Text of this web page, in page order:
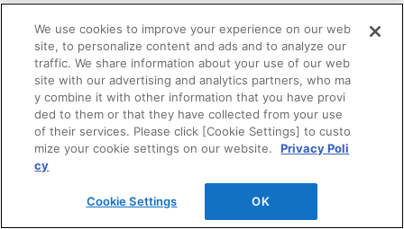
会社情報
企業情報
サステナビリティ
採用情報
We use cookies to improve your experience on our web
site, to personalize content and ads and to analyze our
traffic. We share information about your use of our web
site with our advertising and analytics partners, who ma
y combine it with other information that you have provi
ded to them or that they have collected from your use
of their services. Please click [Cookie Settings] to custo
mize your cookie settings on our website.
Privacy Poli
cy
Cookie Settings OK